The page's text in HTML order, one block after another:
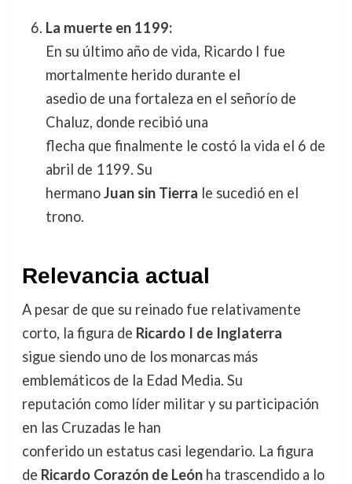
La muerte en 1199:
En su último año de vida, Ricardo I fue
mortalmente herido durante el
asedio de una fortaleza en el señorío de
Chaluz, donde recibió una
flecha que finalmente le costó la vida el 6 de
abril de 1199. Su
hermanoJuan sin Tierra le sucedió en el
trono.
Relevancia actual
A pesar de que su reinado fue relativamente
corto, la figura de Ricardo I de Inglaterra
sigue siendo uno de los monarcas más
emblemáticos de la Edad Media. Su
reputación como líder militar y su participación
en las Cruzadas le han
conferido un estatus casi legendario. La figura
de Ricardo Corazón de Leónha trascendido a lo